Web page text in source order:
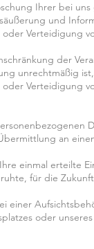
Ihrer bei
und
Verteidigung
der
unrechtmäßig
Verteidigung
an
einmal erteilte
für die
einer
oder